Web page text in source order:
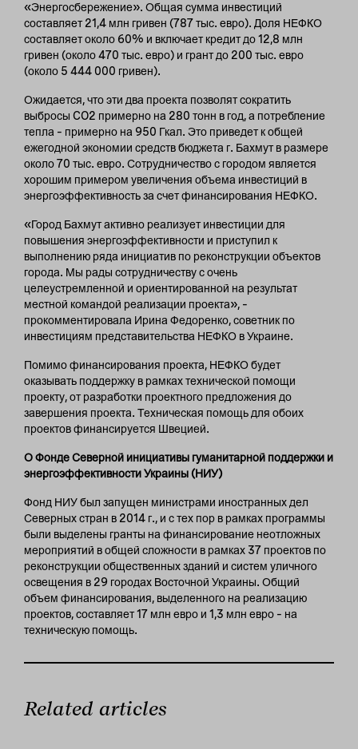
«Энергосбережение». Общая сумма инвестиций
составляет 21,4 млн гривен (787 тыс. евро). Доля НЕФКО
составляет около 60% и включает кредит до 12,8 млн
гривен (около 470 тыс. евро) и грант до 200 тыс. евро
(около 5 444 000 гривен).
Ожидается, что эти два проекта позволят сократить
выбросы CO2 примерно на 280 тонн в год, а потребление
тепла – примерно на 950 Гкал. Это приведет к общей
ежегодной экономии средств бюджета г. Бахмут в размере
около 70 тыс. евро. Сотрудничество с городом является
хорошим примером увеличения объема инвестиций в
энергоэффективность за счет финансирования НЕФКО.
«Город Бахмут активно реализует инвестиции для
повышения энергоэффективности и приступил к
выполнению ряда инициатив по реконструкции объектов
города. Мы рады сотрудничеству с очень
целеустремленной и ориентированной на результат
местной командой реализации проекта», –
прокомментировала Ирина Федоренко, советник по
инвестициям представительства НЕФКО в Украине.
Помимо финансирования проекта, НЕФКО будет
оказывать поддержку в рамках технической помощи
проекту, от разработки проектного предложения до
завершения проекта. Техническая помощь для обоих
проектов финансируется Швецией.
О Фонде Северной инициативы гуманитарной поддержки и
энергоэффективности Украины (НИУ)
Фонд НИУ был запущен министрами иностранных дел
Северных стран в 2014 г., и с тех пор в рамках программы
были выделены гранты на финансирование неотложных
мероприятий в общей сложности в рамках 37 проектов по
реконструкции общественных зданий и систем уличного
освещения в 29 городах Восточной Украины. Общий
объем финансирования, выделенного на реализацию
проектов, составляет 17 млн евро и 1,3 млн евро – на
техническую помощь.
Related articles